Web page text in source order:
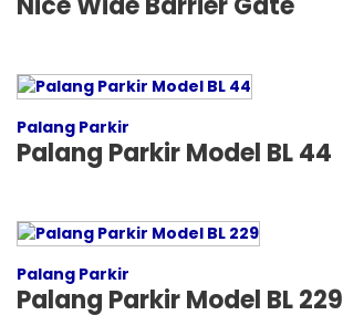
Palang Parkir
Palang Parkir Model BL 44
Palang Parkir
Palang Parkir Model BL 229